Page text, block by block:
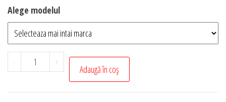
Alege modelul
-
Cantitate
Husa
+
Adaugă în coș